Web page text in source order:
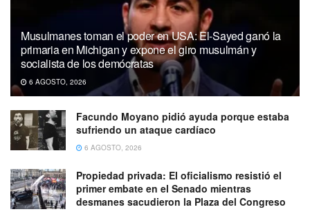
Musulmanes toman el poder en USA: El-Sayed ganó la
primaria en Michigan y expone el giro musulmán y
socialista de los demócratas
6 AGOSTO, 2026
Facundo Moyano pidió ayuda porque estaba
sufriendo un ataque cardíaco
6 AGOSTO, 2026
Propiedad privada: El oficialismo resistió el
primer embate en el Senado mientras
desmanes sacudieron la Plaza del Congreso